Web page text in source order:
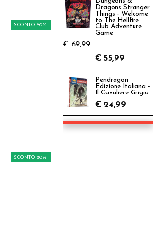
SCONTO 20%
SCONTO 20%
Dragons Stranger
Things - Welcome
to The Hellfire
Club Adventure
Game
€ 69,99
€ 55,99
Pendragon
Edizione Italiana -
Il Cavaliere Grigio
€ 24,99